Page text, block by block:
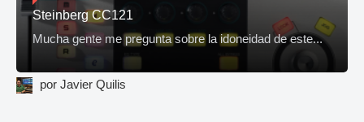
Steinberg CC121
Mucha gente me pregunta sobre la idoneidad de este...
por Javier Quilis